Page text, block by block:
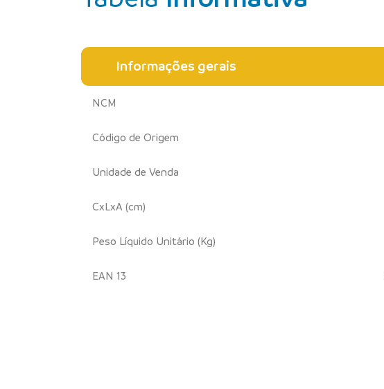
Informações gerais
NCM
Código de Origem
Unidade de Venda
CxLxA (cm)
Peso Líquido Unitário (Kg)
EAN 13